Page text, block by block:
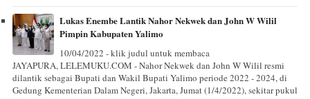
Lukas Enembe Lantik Nahor Nekwek dan John W Wilil
Pimpin Kabupaten Yalimo
10/04/2022 - klik judul untuk membaca
JAYAPURA, LELEMUKU.COM - Nahor Nekwek dan John W Wilil resmi
dilantik sebagai Bupati dan Wakil Bupati Yalimo periode 2022 - 2024, di
Gedung Kementerian Dalam Negeri, Jakarta, Jumat (1/4/2022), sekitar pukul